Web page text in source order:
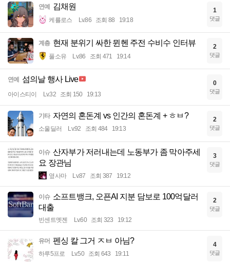
연예 김채원
케를로스 Lv.86 조회 88 19:18
1
댓글
계층 현재 분위기 싸한 뮌헨 주전 수비수 인터뷰
풀소유 Lv.86 조회 471 19:14
2
댓글
연예 섬의날 행사 Live
아이스티이 Lv.32 조회 150 19:13
0
댓글
기타 자연의 혼돈계 vs 인간의 혼돈계 + ㅎㅂ?
소울딜러 Lv.92 조회 484 19:13
2
댓글
이슈 산자부가 저러내는데 노동부가 좀 막아주세
요 장관님
옆사마 Lv.87 조회 387 19:12
3
댓글
이슈 소프트뱅크, 오픈AI 지분 담보로 100억달러
대출
빈센트멧젠 Lv.60 조회 323 19:12
2
댓글
유머 펜싱 칼 그거 ㅈㅂ 아님?
하루5프로 Lv.50 조회 643 19:11
4
댓글